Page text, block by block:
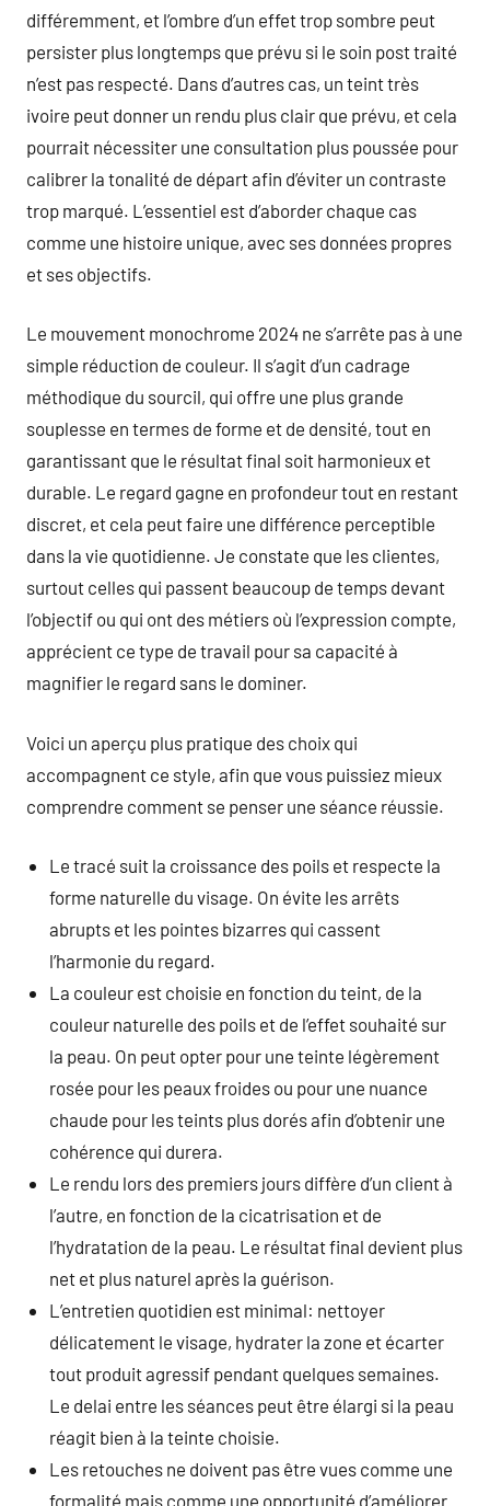
différemment, et l’ombre d’un effet trop sombre peut
persister plus longtemps que prévu si le soin post traité
n’est pas respecté. Dans d’autres cas, un teint très
ivoire peut donner un rendu plus clair que prévu, et cela
pourrait nécessiter une consultation plus poussée pour
calibrer la tonalité de départ afin d’éviter un contraste
trop marqué. L’essentiel est d’aborder chaque cas
comme une histoire unique, avec ses données propres
et ses objectifs.
Le mouvement monochrome 2024 ne s’arrête pas à une
simple réduction de couleur. Il s’agit d’un cadrage
méthodique du sourcil, qui offre une plus grande
souplesse en termes de forme et de densité, tout en
garantissant que le résultat final soit harmonieux et
durable. Le regard gagne en profondeur tout en restant
discret, et cela peut faire une différence perceptible
dans la vie quotidienne. Je constate que les clientes,
surtout celles qui passent beaucoup de temps devant
l’objectif ou qui ont des métiers où l’expression compte,
apprécient ce type de travail pour sa capacité à
magnifier le regard sans le dominer.
Voici un aperçu plus pratique des choix qui
accompagnent ce style, afin que vous puissiez mieux
comprendre comment se penser une séance réussie.
Le tracé suit la croissance des poils et respecte la
forme naturelle du visage. On évite les arrêts
abrupts et les pointes bizarres qui cassent
l’harmonie du regard.
La couleur est choisie en fonction du teint, de la
couleur naturelle des poils et de l’effet souhaité sur
la peau. On peut opter pour une teinte légèrement
rosée pour les peaux froides ou pour une nuance
chaude pour les teints plus dorés afin d’obtenir une
cohérence qui durera.
Le rendu lors des premiers jours diffère d’un client à
l’autre, en fonction de la cicatrisation et de
l’hydratation de la peau. Le résultat final devient plus
net et plus naturel après la guérison.
L’entretien quotidien est minimal: nettoyer
délicatement le visage, hydrater la zone et écarter
tout produit agressif pendant quelques semaines.
Le delai entre les séances peut être élargi si la peau
réagit bien à la teinte choisie.
Les retouches ne doivent pas être vues comme une
formalité mais comme une opportunité d’améliorer